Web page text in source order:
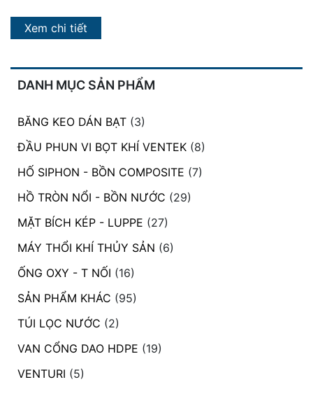
DANH MỤC SẢN PHẨM
BĂNG KEO DÁN BẠT (3)
ĐẦU PHUN VI BỌT KHÍ VENTEK (8)
HỐ SIPHON - BỒN COMPOSITE (7)
HỒ TRÒN NỔI - BỒN NƯỚC (29)
MẶT BÍCH KÉP - LUPPE (27)
MÁY THỔI KHÍ THỦY SẢN (6)
ỐNG OXY - T NỐI (16)
SẢN PHẨM KHÁC (95)
TÚI LỌC NƯỚC (2)
VAN CỔNG DAO HDPE (19)
VENTURI (5)
Xem chi tiết